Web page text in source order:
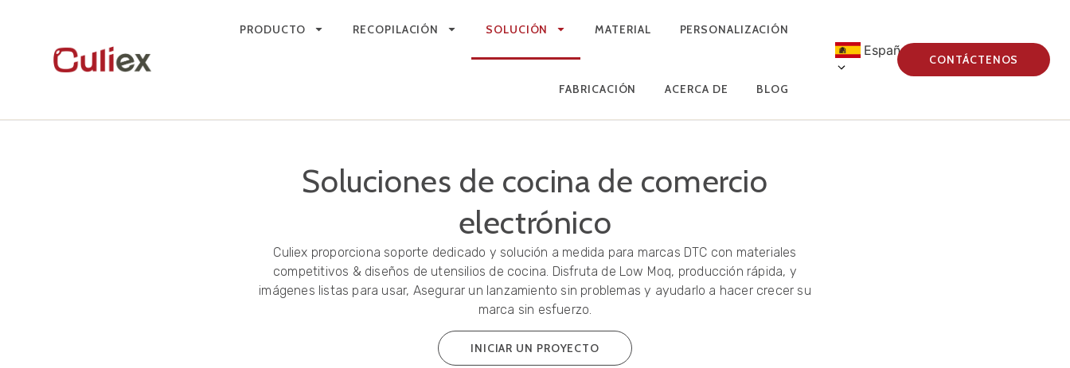
PRODUCTO RECOPILACIÓN SOLUCIÓN MATERIAL PERSONALIZACIÓN
FABRICACIÓN ACERCA DE BLOG
Español
CONTÁCTENOS
Soluciones de cocina de comercio
electrónico
Culiex proporciona soporte dedicado y solución a medida para marcas DTC con materiales
competitivos & diseños de utensilios de cocina. Disfruta de Low Moq, producción rápida, y
imágenes listas para usar, Asegurar un lanzamiento sin problemas y ayudarlo a hacer crecer su
marca sin esfuerzo.
INICIAR UN PROYECTO